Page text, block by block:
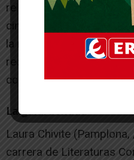
relato, la dramaturgia o
cinematográficos; que
la riqueza de la palabra
reconocimientos
corta trayectoria.
La galardonada
Laura Chivite
carrera de Literaturas